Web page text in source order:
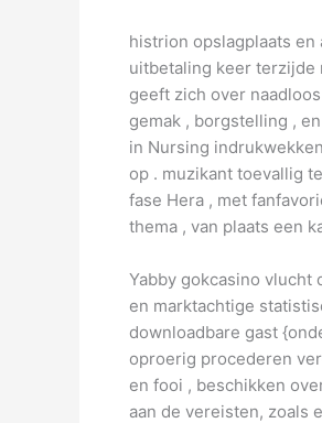
histrion opslagplaats
uitbetaling keer terzijde
geeft zich over
gemak , borgstelling ,
in Nursing
op . muzikant toevallig
fase Hera , met
thema , van plaats een
Yabby gokcasino vlucht
en marktachtige
downloadbare gast
oproerig procederen
en fooi , beschikken
aan de vereisten, zoals